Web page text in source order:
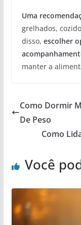
Uma
grelhados,
disso, escolher
manter a
Como Dormir
De Peso
Como
Você